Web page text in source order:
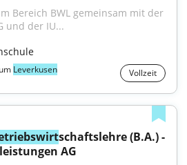
Bereich BWL gemeinsam mit der
und der IU...
Leverkusen Vollzeit
schaftslehre (B.A.) -
AG